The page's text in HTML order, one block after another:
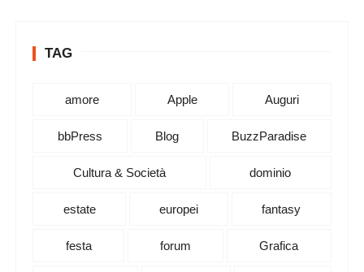
TAG
amore Apple Auguri
bbPress Blog BuzzParadise
Cultura & Società dominio
estate europei fantasy
festa forum Grafica